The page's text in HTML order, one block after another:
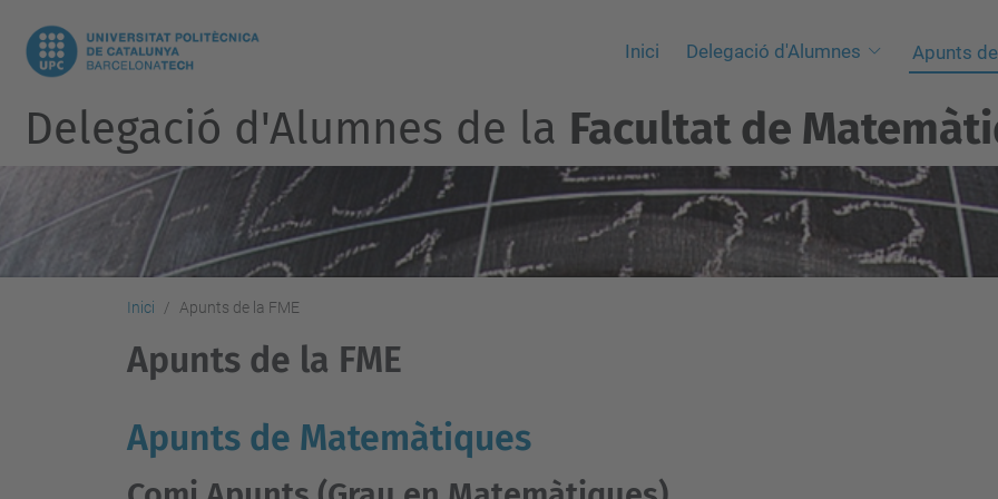
Inici Delegació d'Alumnes Apunts
Delegació d'Alumnes de la Facultat de
Inici Apunts de la FME
Apunts de la FME
Apunts de Matemàtiques